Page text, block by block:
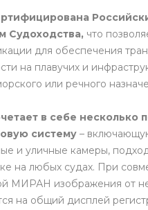
Судоходства, что
для обеспечения
на плавучих и
или речного
в себе несколько
систему –
и уличные камеры,
на любых судах. При
МИРАН изображения от
на общий дисплей